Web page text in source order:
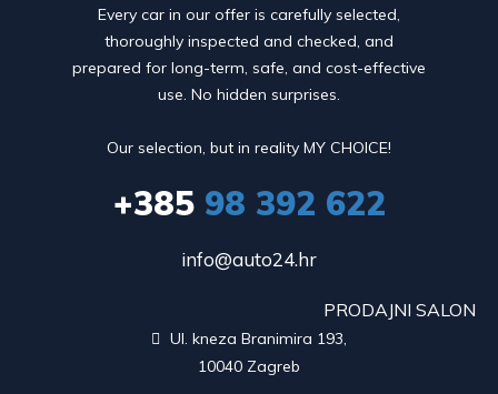
Every car in our offer is carefully selected,
thoroughly inspected and checked, and
prepared for long-term, safe, and cost-effective
use. No hidden surprises.
Our selection, but in reality MY CHOICE!
+38598 392 622
info@auto24.hr
PRODAJNI SALON
Ul. kneza Branimira 193,
10040 Zagreb